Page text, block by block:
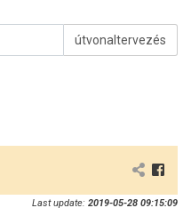
útvonaltervezés
Last update: 2019-05-28 09:15:09